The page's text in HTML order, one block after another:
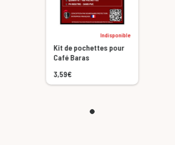
Indisponible
Kit de pochettes pour
Café Baras
3,59€